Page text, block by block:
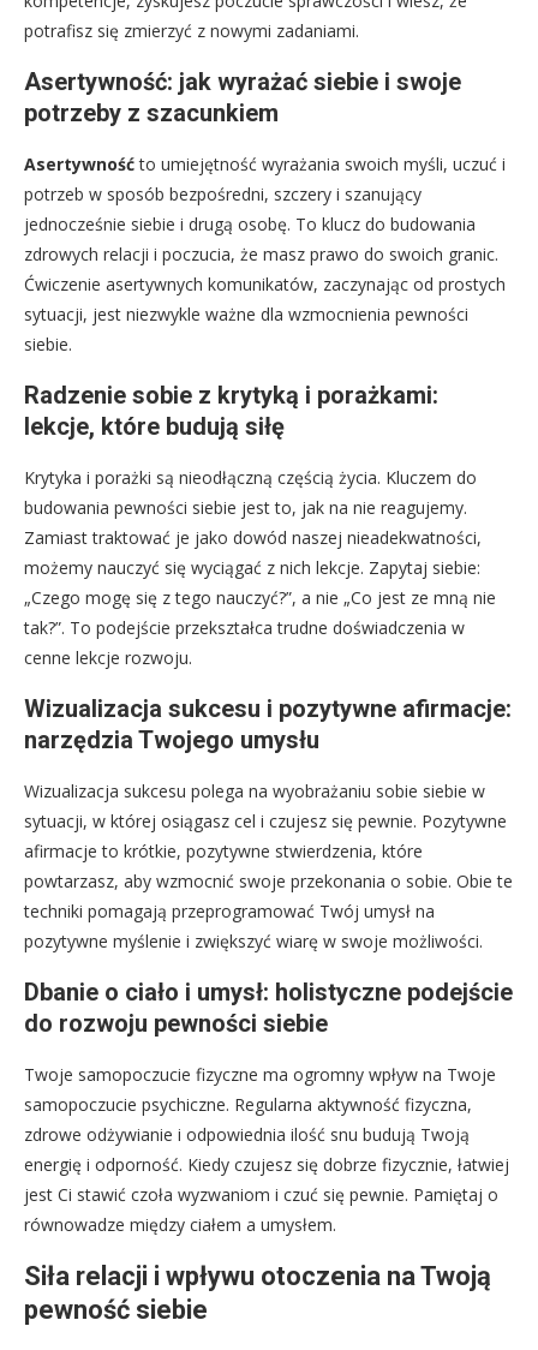
potrafisz się zmierzyć z nowymi zadaniami.
Asertywność: jak wyrażać siebie i swoje
potrzeby z szacunkiem
Asertywnośćto umiejętność wyrażania swoich myśli, uczuć i
potrzeb w sposób bezpośredni, szczery i szanujący
jednocześnie siebie i drugą osobę. To klucz do budowania
zdrowych relacji i poczucia, że masz prawo do swoich granic.
Ćwiczenie asertywnych komunikatów, zaczynając od prostych
sytuacji, jest niezwykle ważne dla wzmocnienia pewności
siebie.
Radzenie sobie z krytyką i porażkami:
lekcje, które budują siłę
Krytyka i porażki są nieodłączną częścią życia. Kluczem do
budowania pewności siebie jest to, jak na nie reagujemy.
Zamiast traktować je jako dowód naszej nieadekwatności,
możemy nauczyć się wyciągać z nich lekcje. Zapytaj siebie:
„Czego mogę się z tego nauczyć?”, a nie „Co jest ze mną nie
tak?”. To podejście przekształca trudne doświadczenia w
cenne lekcje rozwoju.
Wizualizacja sukcesu i pozytywne afirmacje:
narzędzia Twojego umysłu
Wizualizacja sukcesu polega na wyobrażaniu sobie siebie w
sytuacji, w której osiągasz cel i czujesz się pewnie. Pozytywne
afirmacje to krótkie, pozytywne stwierdzenia, które
powtarzasz, aby wzmocnić swoje przekonania o sobie. Obie te
techniki pomagają przeprogramować Twój umysł na
pozytywne myślenie i zwiększyć wiarę w swoje możliwości.
Dbanie o ciało i umysł: holistyczne podejście
do rozwoju pewności siebie
Twoje samopoczucie fizyczne ma ogromny wpływ na Twoje
samopoczucie psychiczne. Regularna aktywność fizyczna,
zdrowe odżywianie i odpowiednia ilość snu budują Twoją
energię i odporność. Kiedy czujesz się dobrze fizycznie, łatwiej
jest Ci stawić czoła wyzwaniom i czuć się pewnie. Pamiętaj o
równowadze między ciałem a umysłem.
Siła relacji i wpływu otoczenia na Twoją
pewność siebie